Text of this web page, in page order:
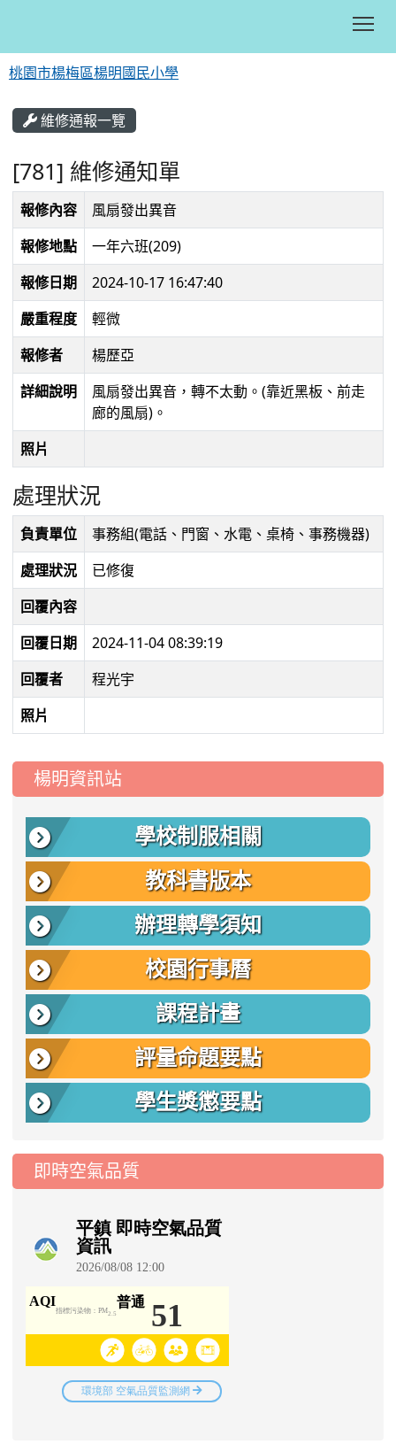
桃園市楊梅區楊明國民小學
維修通報一覽
[781] 維修通知單
報修內容
風扇發出異音
報修地點
一年六班(209)
報修日期
2024-10-17 16:47:40
嚴重程度
輕微
報修者
楊歷亞
詳細說明
風扇發出異音，轉不太動。(靠近黑板、前走
廊的風扇)。
照片
處理狀況
負責單位
事務組(電話、門窗、水電、桌椅、事務機器)
處理狀況
已修復
回覆內容
回覆日期
2024-11-04 08:39:19
回覆者
程光宇
照片
::: 楊明資訊站
學校制服相關
教科書版本
辦理轉學須知
校園行事曆
課程計畫
評量命題要點
學生獎懲要點
即時空氣品質